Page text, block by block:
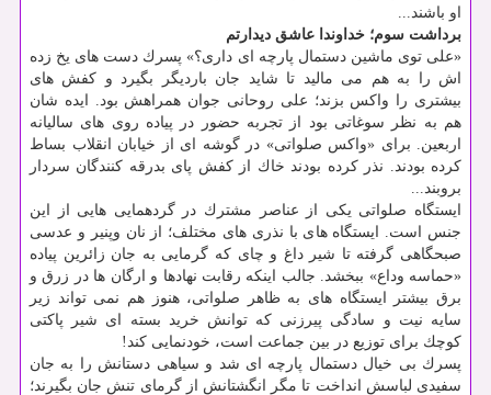
او باشند...
برداشت سوم؛ خداوندا عاشق دیدارتم
«علی توی ماشین دستمال پارچه ای داری؟» پسرك دست های یخ زده
اش را به هم می مالید تا شاید جان باردیگر بگیرد و كفش های
بیشتری را واكس بزند؛ علی روحانی جوان همراهش بود. ایده شان
هم به نظر سوغاتی بود از تجربه حضور در پیاده روی های سالیانه
اربعین. برای «واكس صلواتی» در گوشه ای از خیابان انقلاب بساط
كرده بودند. نذر كرده بودند خاك از كفش پای بدرقه كنندگان سردار
بروبند...
ایستگاه صلواتی یكی از عناصر مشترك در گردهمایی هایی از این
جنس است. ایستگاه های با نذری های مختلف؛ از نان وپنیر و عدسی
صبحگاهی گرفته تا شیر داغ و چای كه گرمایی به جان زائرین پیاده
«حماسه وداع» ببخشد. جالب اینكه رقابت نهادها و ارگان ها در زرق و
برق بیشتر ایستگاه های به ظاهر صلواتی، هنوز هم نمی تواند زیر
سایه نیت و سادگی پیرزنی كه توانش خرید بسته ای شیر پاكتی
كوچك برای توزیع در بین جماعت است، خودنمایی كند!
پسرك بی خیال دستمال پارچه ای شد و سیاهی دستانش را به جان
سفیدی لباسش انداخت تا مگر انگشتانش از گرمای تنش جان بگیرند؛